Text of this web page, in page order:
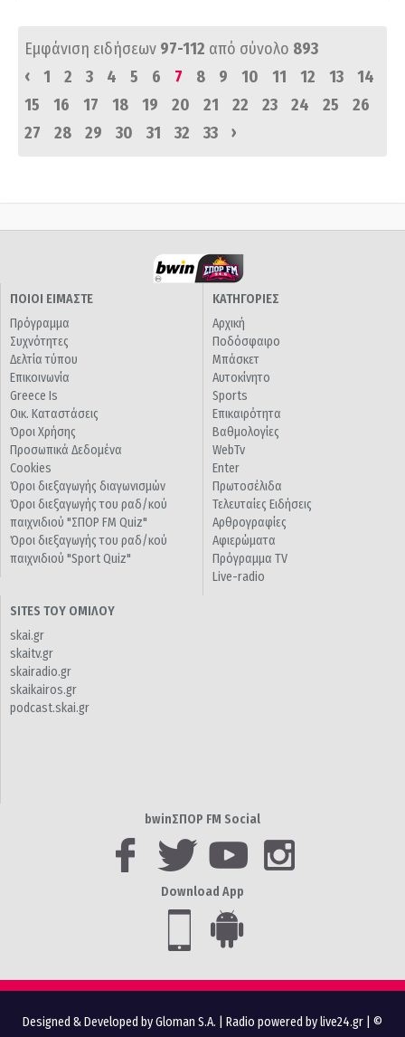
Εμφάνιση ειδήσεων 97-112 από σύνολο 893
‹
1 2 3 4 5 6 7 8 9 10 11 12 13
14
15
16 17 18 19 20 21 22 23 24 25
26
27
28 29 30 31 32 33 ›
ΠΟΙΟΙ ΕΙΜΑΣΤΕ
Πρόγραμμα
Συχνότητες
Δελτία τύπου
Επικοινωνία
Greece Is
Οικ. Καταστάσεις
Όροι Χρήσης
Προσωπικά Δεδομένα
Cookies
Όροι διεξαγωγής διαγωνισμών
Όροι διεξαγωγής του ραδ/κού
παιχνιδιού "ΣΠΟΡ FM Quiz"
Όροι διεξαγωγής του ραδ/κού
παιχνιδιού "Sport Quiz"
ΚΑΤΗΓΟΡΙΕΣ
Αρχική
Ποδόσφαιρο
Μπάσκετ
Αυτοκίνητο
Sports
Επικαιρότητα
Βαθμολογίες
WebTv
Enter
Πρωτοσέλιδα
Τελευταίες Ειδήσεις
Αρθρογραφίες
Αφιερώματα
Πρόγραμμα TV
Live-radio
SITES ΤΟΥ ΟΜΙΛΟΥ
skai.gr
skaitv.gr
skairadio.gr
skaikairos.gr
podcast.skai.gr
bwinΣΠΟΡ FM Social
Download App
Designed & Developed by Gloman S.A. Radio powered by live24.gr | ©